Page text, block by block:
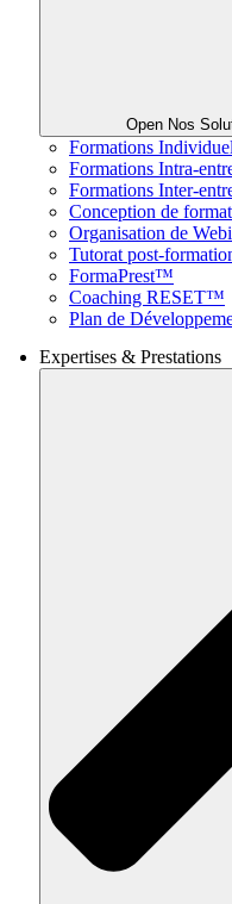
Open Nos
Formations
Formations Intra-
Formations Inter-
Conception de
Organisation de
Tutorat post-
FormaPrest™
Coaching RESET™
Plan de
Expertises & Prestations